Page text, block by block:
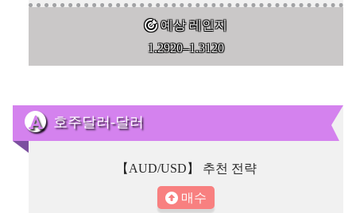
예상 레인지
1.2920–1.3120
호주달러-달러
【AUD/USD】 추천 전략
매수